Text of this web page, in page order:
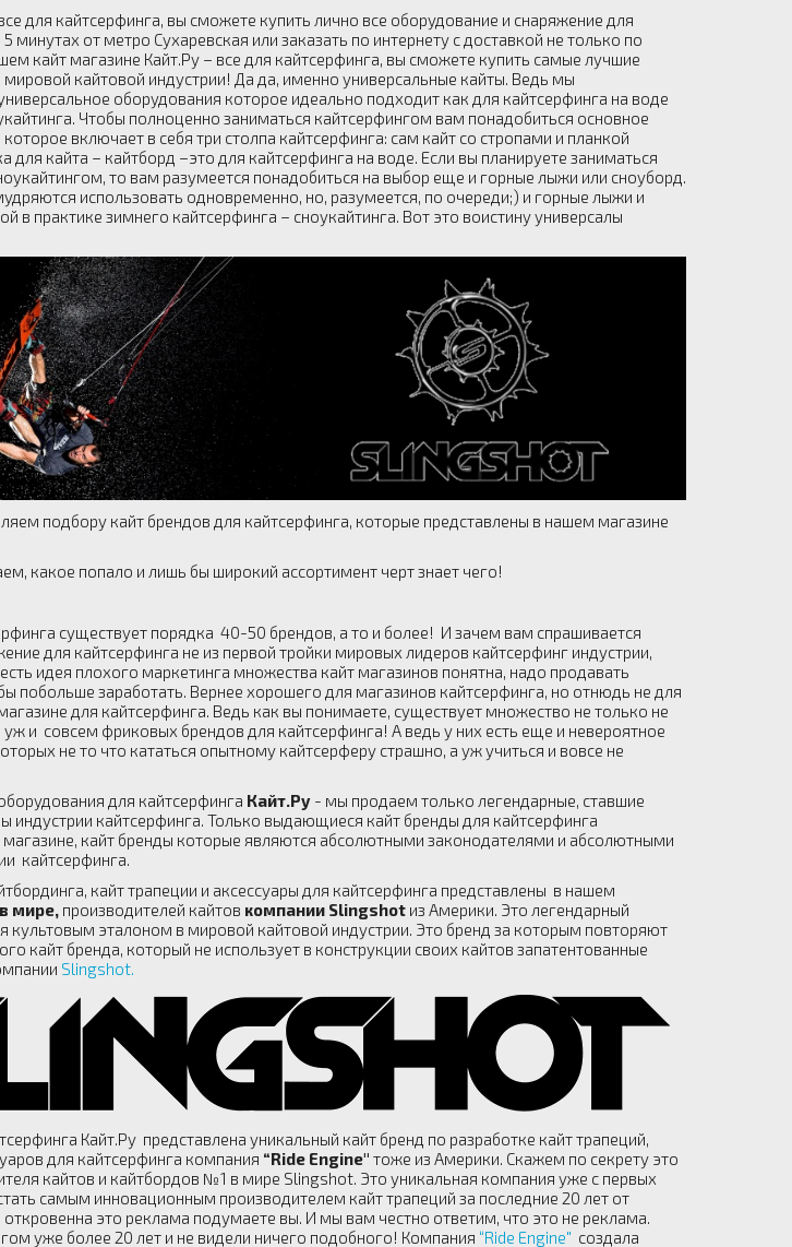
для кайтсерфинга, вы сможете купить лично все оборудование и снаряжение для
минутах от метро Сухаревская или заказать по интернету с доставкой не только по
кайт магазине Кайт.Ру – все для кайтсерфинга, вы сможете купить самые лучшие
кайтовой индустрии! Да да, именно универсальные кайты. Ведь мы
оборудования которое идеально подходит как для кайтсерфинга на воде
Чтобы полноценно заниматься кайтсерфингом вам понадобиться основное
включает в себя три столпа кайтсерфинга: сам кайт со стропами и планкой
для кайта – кайтборд –это для кайтсерфинга на воде. Если вы планируете заниматься
то вам разумеется понадобиться на выбор еще и горные лыжи или сноуборд.
использовать одновременно, но, разумеется, по очереди;) и горные лыжи и
в практике зимнего кайтсерфинга – сноукайтинга. Вот это воистину универсалы
подбору кайт брендов для кайтсерфинга, которые представлены в нашем магазине
какое попало и лишь бы широкий ассортимент черт знает чего!
существует порядка 40-50 брендов, а то и более! И зачем вам спрашивается
для кайтсерфинга не из первой тройки мировых лидеров кайтсерфинг индустрии,
идея плохого маркетинга множества кайт магазинов понятна, надо продавать
побольше заработать. Вернее хорошего для магазинов кайтсерфинга, но отнюдь не для
для кайтсерфинга. Ведь как вы понимаете, существует множество не только не
и совсем фриковых брендов для кайтсерфинга! А ведь у них есть еще и невероятное
не то что кататься опытному кайтсерферу страшно, а уж учиться и вовсе не
для кайтсерфинга Кайт.Ру- мы продаем только легендарные, ставшие
кайтсерфинга. Только выдающиеся кайт бренды для кайтсерфинга
кайт бренды которые являются абсолютными законодателями и абсолютными
кайтсерфинга.
кайт трапеции и аксессуары для кайтсерфинга представлены в нашем
мире,производителей кайтов компании Slingshotиз Америки. Это легендарный
культовым эталоном в мировой кайтовой индустрии. Это бренд за которым повторяют
кайт бренда, который не использует в конструкции своих кайтов запатентованные
Slingshot.
Кайт.Ру представлена уникальный кайт бренд по разработке кайт трапеций,
для кайтсерфинга компания “Ride Engine" тоже из Америки. Скажем по секрету это
кайтов и кайтбордов №1 в мире Slingshot. Это уникальная компания уже с первых
самым инновационным производителем кайт трапеций за последние 20 лет от
это реклама подумаете вы. И мы вам честно ответим, что это не реклама.
уже более 20 лет и не видели ничего подобного! Компания “Ride Engine" создала